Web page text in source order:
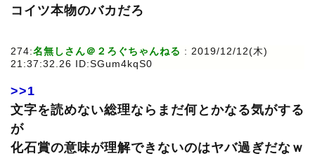
コイツ本物のバカだろ
274:名無しさん＠２ろぐちゃんねる : 2019/12/12(木)
21:37:32.26 ID:SGum4kqS0
>>1
文字を読めない総理ならまだ何とかなる気がする
が
化石賞の意味が理解できないのはヤバ過ぎだなｗ